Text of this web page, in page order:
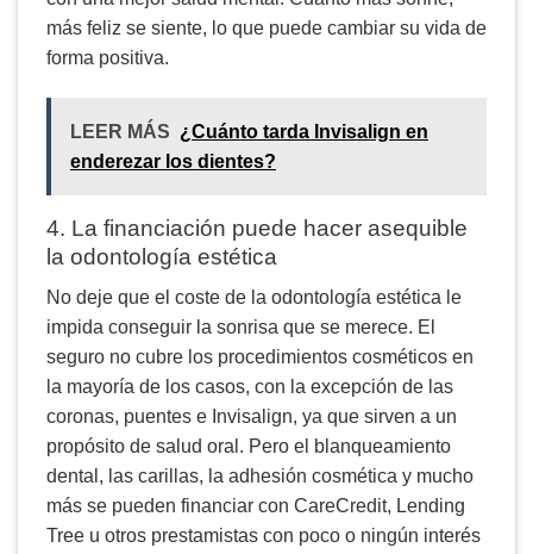
más feliz se siente, lo que puede cambiar su vida de
forma positiva.
LEER MÁS ¿Cuánto tarda Invisalign en
enderezar los dientes?
4. La financiación puede hacer asequible
la odontología estética
No deje que el coste de la odontología estética le
impida conseguir la sonrisa que se merece. El
seguro no cubre los procedimientos cosméticos en
la mayoría de los casos, con la excepción de las
coronas, puentes e Invisalign, ya que sirven a un
propósito de salud oral. Pero el blanqueamiento
dental, las carillas, la adhesión cosmética y mucho
más se pueden financiar con CareCredit, Lending
Tree u otros prestamistas con poco o ningún interés